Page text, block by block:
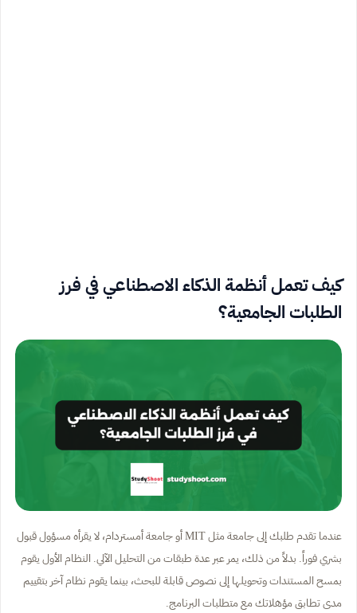
كيف تعمل أنظمة الذكاء الاصطناعي في فرز
الطلبات الجامعية؟
عندما تقدم طلبك إلى جامعة مثل MIT أو جامعة أمستردام، لا يقرأه مسؤول قبول
بشري فوراً. بدلاً من ذلك، يمر عبر عدة طبقات من التحليل الآلي. النظام الأول يقوم
بمسح المستندات وتحويلها إلى نصوص قابلة للبحث، بينما يقوم نظام آخر بتقييم
مدى تطابق مؤهلاتك مع متطلبات البرنامج.